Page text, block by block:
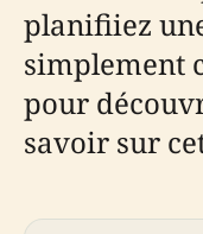
planifiiez
simplement
pour
savoir sur